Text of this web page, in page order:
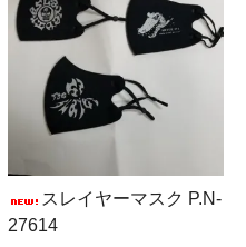
スレイヤーマスク P.N-
27614